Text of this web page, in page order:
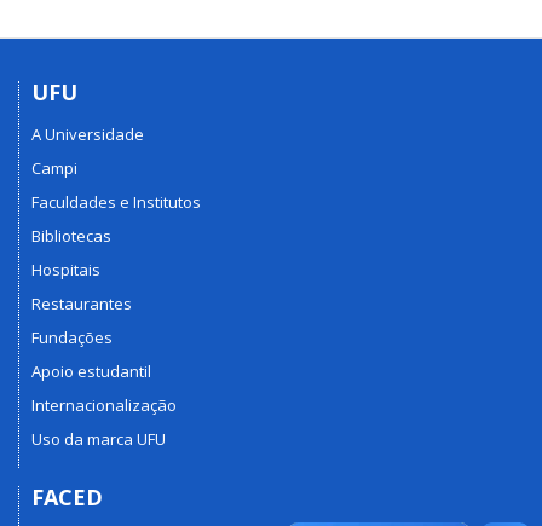
UFU
A Universidade
Campi
Faculdades e Institutos
Bibliotecas
Hospitais
Restaurantes
Fundações
Apoio estudantil
Internacionalização
Uso da marca UFU
FACED